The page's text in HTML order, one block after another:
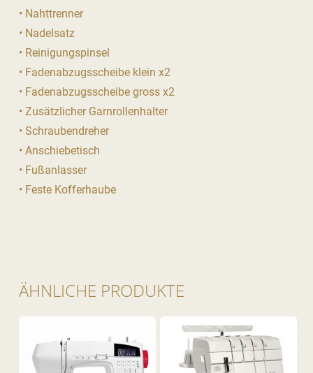
• Nahttrenner
• Nadelsatz
• Reinigungspinsel
• Fadenabzugsscheibe klein x2
• Fadenabzugsscheibe gross x2
• Zusätzlicher Garnrollenhalter
• Schraubendreher
• Anschiebetisch
• Fußanlasser
• Feste Kofferhaube
ÄHNLICHE PRODUKTE